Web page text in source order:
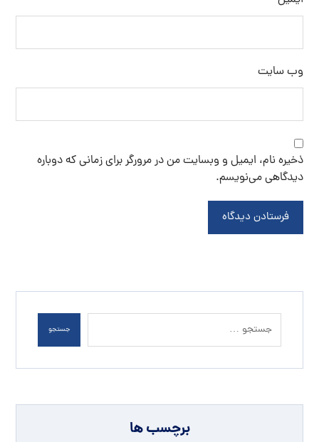
وب‌ سایت
ذخیره نام، ایمیل و وبسایت من در مرورگر برای زمانی که دوباره
دیدگاهی می‌نویسم.
فرستادن دیدگاه
جستجو
برچسب ها